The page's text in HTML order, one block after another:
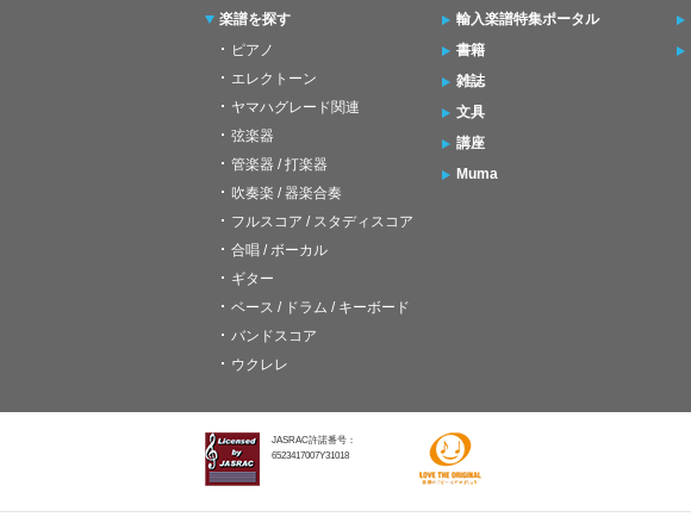
楽譜を探す
ピアノ
エレクトーン
ヤマハグレード関連
弦楽器
管楽器 / 打楽器
吹奏楽 / 器楽合奏
フルスコア / スタディスコア
合唱 / ボーカル
ギター
ベース / ドラム / キーボード
バンドスコア
ウクレレ
輸入楽譜特集ポータル
書籍
雑誌
文具
講座
Muma
JASRAC許諾番号：
6523417007Y31018